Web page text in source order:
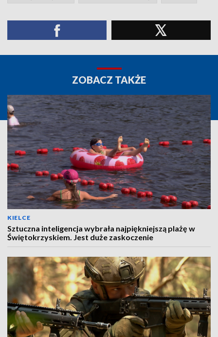
ZOBACZ TAKŻE
KIELCE
Sztuczna inteligencja wybrała najpiękniejszą plażę w
Świętokrzyskiem. Jest duże zaskoczenie